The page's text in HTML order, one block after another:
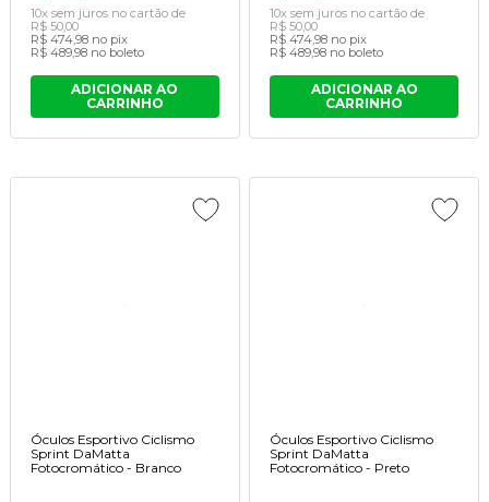
10x sem juros no cartãode
R$ 50,00
R$ 474,98 no pix
R$ 489,98 no boleto
ADICIONAR AO
CARRINHO
10x sem juros no cartão de
R$ 50,00
R$ 474,98 no pix
R$ 489,98 no boleto
ADICIONAR AO
CARRINHO
Óculos Esportivo Ciclismo
Sprint DaMatta
Fotocromático - Branco
Óculos Esportivo Ciclismo
Sprint DaMatta
Fotocromático - Preto